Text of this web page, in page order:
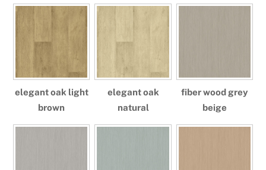
elegant oak light
brown
elegant oak
natural
fiber wood grey
beige